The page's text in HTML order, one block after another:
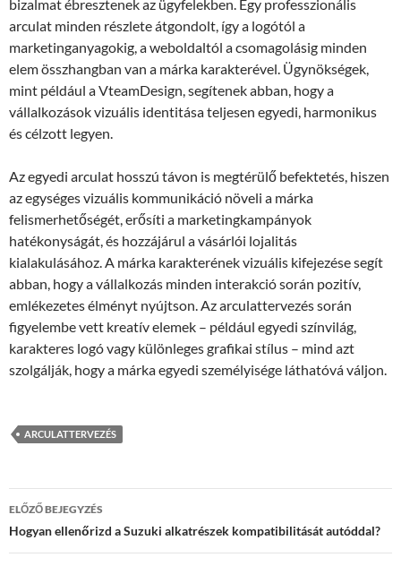
bizalmat ébresztenek az ügyfelekben. Egy professzionális
arculat minden részlete átgondolt, így a logótól a
marketinganyagokig, a weboldaltól a csomagolásig minden
elem összhangban van a márka karakterével. Ügynökségek,
mint például a VteamDesign, segítenek abban, hogy a
vállalkozások vizuális identitása teljesen egyedi, harmonikus
és célzott legyen.
Az egyedi arculat hosszú távon is megtérülő befektetés, hiszen
az egységes vizuális kommunikáció növeli a márka
felismerhetőségét, erősíti a marketingkampányok
hatékonyságát, és hozzájárul a vásárlói lojalitás
kialakulásához. A márka karakterének vizuális kifejezése segít
abban, hogy a vállalkozás minden interakció során pozitív,
emlékezetes élményt nyújtson. Az arculattervezés során
figyelembe vett kreatív elemek – például egyedi színvilág,
karakteres logó vagy különleges grafikai stílus – mind azt
szolgálják, hogy a márka egyedi személyisége láthatóvá váljon.
ARCULATTERVEZÉS
Bejegyzés
navigáció
ELŐZŐ BEJEGYZÉS
Hogyan ellenőrizd a Suzuki alkatrészek kompatibilitását autóddal?